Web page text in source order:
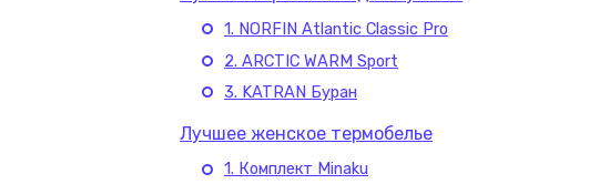
1. NORFIN Atlantic Classic Pro
2. ARCTIC WARM Sport
3. KATRAN Буран
Лучшее женское термобелье
1. Комплект Minaku